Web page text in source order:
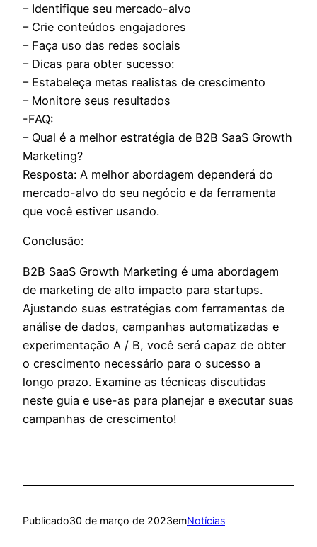
– Identifique seu mercado-alvo
– Crie conteúdos engajadores
– Faça uso das redes sociais
– Dicas para obter sucesso:
– Estabeleça metas realistas de crescimento
– Monitore seus resultados
-FAQ:
– Qual é a melhor estratégia de B2B SaaS Growth
Marketing?
Resposta: A melhor abordagem dependerá do
mercado-alvo do seu negócio e da ferramenta
que você estiver usando.
Conclusão:
B2B SaaS Growth Marketing é uma abordagem
de marketing de alto impacto para startups.
Ajustando suas estratégias com ferramentas de
análise de dados, campanhas automatizadas e
experimentação A / B, você será capaz de obter
o crescimento necessário para o sucesso a
longo prazo. Examine as técnicas discutidas
neste guia e use-as para planejar e executar suas
campanhas de crescimento!
Publicado30 de março de 2023emNotícias